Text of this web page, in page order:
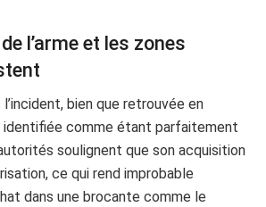
l’arme et les zones
l’incident, bien que retrouvée en
identifiée comme étant parfaitement
soulignent que son acquisition
ce qui rend improbable
dans une brocante comme le